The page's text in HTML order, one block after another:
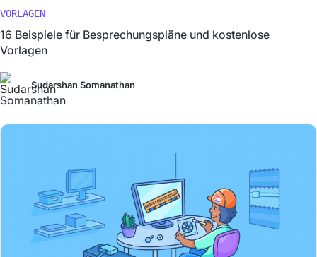
VORLAGEN
16 Beispiele für Besprechungspläne und kostenlose
Vorlagen
Sudarshan Somanathan